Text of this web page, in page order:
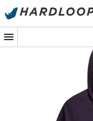
Promoções de verão
Novo
Casaco Valley View
ideal para enfrentar
suas caminhadas.
DryVent™ de três